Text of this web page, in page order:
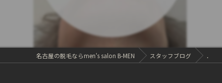
名古屋の脱毛ならmen's salon B-MEN スタッフブログ ．